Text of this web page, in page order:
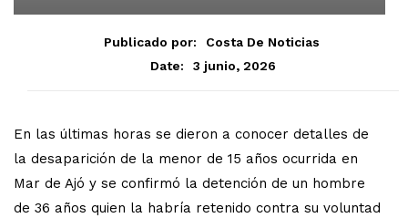
Publicado por:
Costa De Noticias
Date:
3 junio, 2026
En las últimas horas se dieron a conocer detalles de
la desaparición de la menor de 15 años ocurrida en
Mar de Ajó y se confirmó la detención de un hombre
de 36 años quien la habría retenido contra su voluntad